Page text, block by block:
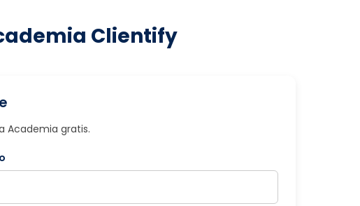
Clientify
Academia gratis.